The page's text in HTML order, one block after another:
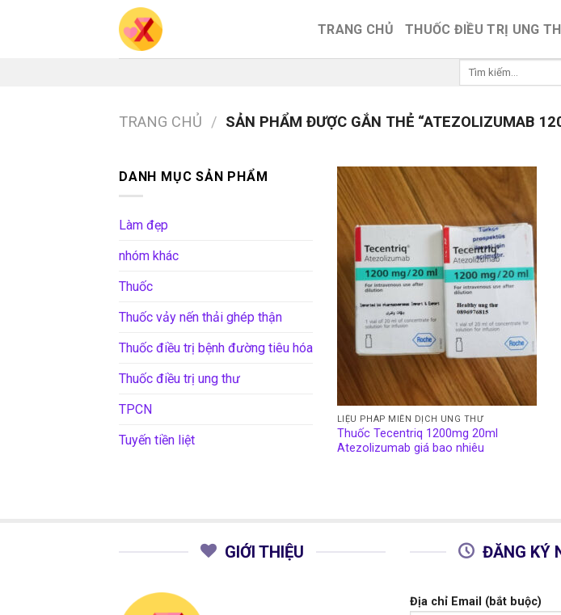
TRANG CHỦ THUỐC ĐIỀU TRỊ UNG
Tìm
TRANG CHỦ / SẢN PHẨM ĐƯỢC GẮN THẺ “ATEZOLIZUMAB
DANH MỤC SẢN PHẨM
Làm đẹp
nhóm khác
Thuốc
Thuốc vảy nến thải ghép thận
Thuốc điều trị bệnh đường tiêu hóa
Thuốc điều trị ung thư
TPCN
Tuyến tiền liệt
LIỆU PHÁP MIỄN DỊCH UNG THƯ
Thuốc Tecentriq 1200mg 20ml
Atezolizumab giá bao nhiêu
GIỚI THIỆU ĐĂNG KÝ
Địa chỉ Email (bắt buộc)